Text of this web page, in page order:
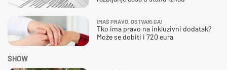
IMAŠ PRAVO, OSTVARI GA!
Tko ima pravo na inkluzivni dodatak?
Može se dobiti i 720 eura
SHOW